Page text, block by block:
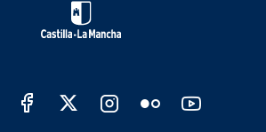
Redes sociales Junta de